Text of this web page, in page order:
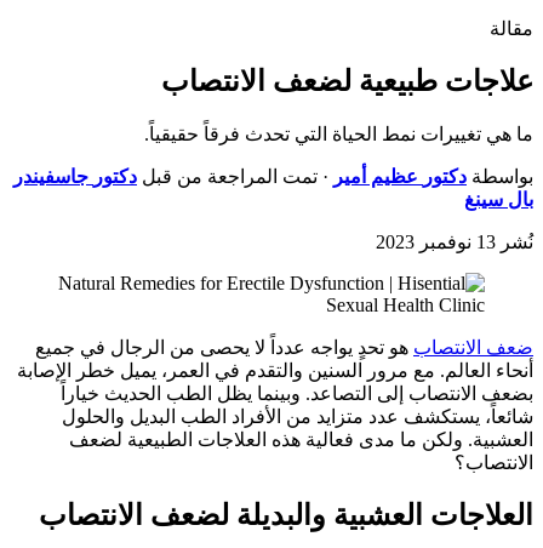
مقالة
علاجات طبيعية لضعف الانتصاب
ما هي تغييرات نمط الحياة التي تحدث فرقاً حقيقياً.
بواسطة دكتور عظيم أمير · تمت المراجعة من قبل دكتور جاسفيندر
بال سينغ
نُشر 13 نوفمبر 2023
ضعف الانتصاب هو تحدٍ يواجه عدداً لا يحصى من الرجال في جميع
أنحاء العالم. مع مرور السنين والتقدم في العمر، يميل خطر الإصابة
بضعف الانتصاب إلى التصاعد. وبينما يظل الطب الحديث خياراً
شائعاً، يستكشف عدد متزايد من الأفراد الطب البديل والحلول
العشبية. ولكن ما مدى فعالية هذه العلاجات الطبيعية لضعف
الانتصاب؟
العلاجات العشبية والبديلة لضعف الانتصاب